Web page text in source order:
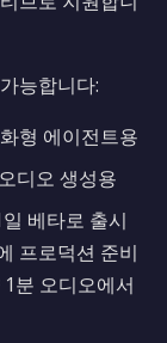
능합니다:
형 에이전트용
디오 생성용
베타로 출시
프로덕션 준비
분 오디오에서